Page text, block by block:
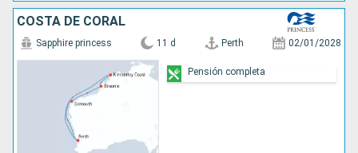
COSTA DE CORAL
Sapphire princess 11 d Perth 02/01/2028
Pensión completa